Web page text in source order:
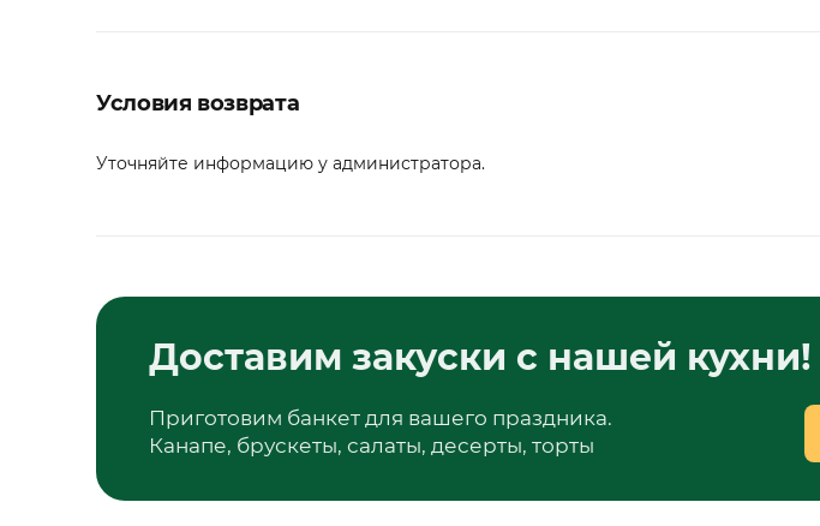
Условия возврата
Уточняйте информацию у администратора.
Доставим закуски с нашей кухни!
Приготовим банкет для вашего праздника.
Канапе, брускеты, салаты, десерты, торты